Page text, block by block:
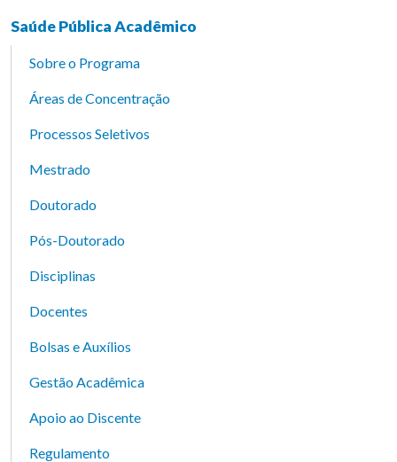
Saúde Pública Acadêmico
Sobre o Programa
Áreas de Concentração
Processos Seletivos
Mestrado
Doutorado
Pós-Doutorado
Disciplinas
Docentes
Bolsas e Auxílios
Gestão Acadêmica
Apoio ao Discente
Regulamento